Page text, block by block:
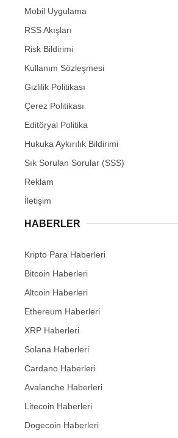
Mobil Uygulama
RSS Akışları
Risk Bildirimi
Kullanım Sözleşmesi
Gizlilik Politikası
Çerez Politikası
Editöryal Politika
Hukuka Aykırılık Bildirimi
Sık Sorulan Sorular (SSS)
Reklam
İletişim
HABERLER
Kripto Para Haberleri
Bitcoin Haberleri
Altcoin Haberleri
Ethereum Haberleri
XRP Haberleri
Solana Haberleri
Cardano Haberleri
Avalanche Haberleri
Litecoin Haberleri
Dogecoin Haberleri